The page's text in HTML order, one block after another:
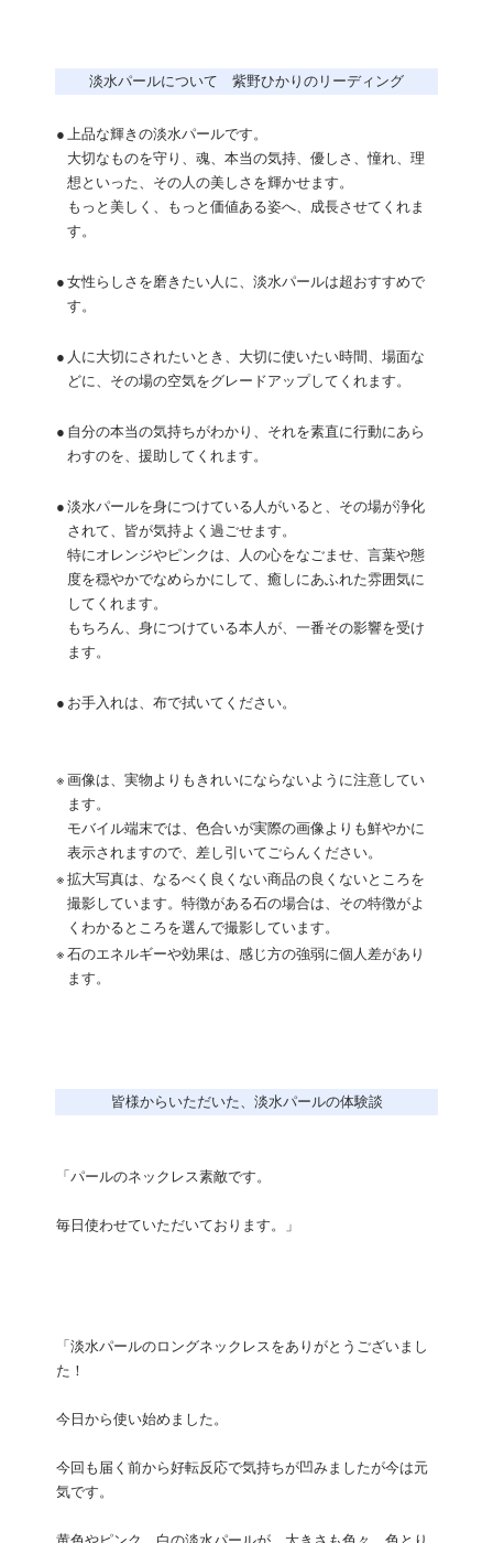
淡水パールについて 紫野ひかりのリーディング
● 上品な輝きの淡水パールです。
大切なものを守り、魂、本当の気持、優しさ、憧れ、理
想といった、その人の美しさを輝かせます。
もっと美しく、もっと価値ある姿へ、成長させてくれま
す。
● 女性らしさを磨きたい人に、淡水パールは超おすすめで
す。
● 人に大切にされたいとき、大切に使いたい時間、場面な
どに、その場の空気をグレードアップしてくれます。
● 自分の本当の気持ちがわかり、それを素直に行動にあら
わすのを、援助してくれます。
● 淡水パールを身につけている人がいると、その場が浄化
されて、皆が気持よく過ごせます。
特にオレンジやピンクは、人の心をなごませ、言葉や態
度を穏やかでなめらかにして、癒しにあふれた雰囲気に
してくれます。
もちろん、身につけている本人が、一番その影響を受け
ます。
● お手入れは、布で拭いてください。
※ 画像は、実物よりもきれいにならないように注意してい
ます。
モバイル端末では、色合いが実際の画像よりも鮮やかに
表示されますので、差し引いてごらんください。
※ 拡大写真は、なるべく良くない商品の良くないところを
撮影しています。特徴がある石の場合は、その特徴がよ
くわかるところを選んで撮影しています。
※ 石のエネルギーや効果は、感じ方の強弱に個人差があり
ます。
皆様からいただいた、淡水パールの体験談
「パールのネックレス素敵です。
毎日使わせていただいております。」
「淡水パールのロングネックレスをありがとうございまし
た！
今日から使い始めました。
今回も届く前から好転反応で気持ちが凹みましたが今は元
気です。